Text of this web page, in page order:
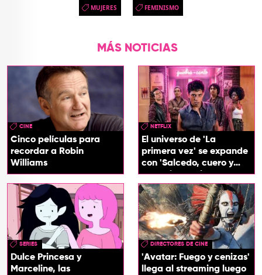
MUJERES FEMINISMO
MÁS NOTICIAS
CINE
Cinco películas para
recordar a Robin
Williams
NETFLIX
El universo de 'La
primera vez' se expande
con 'Salcedo, cuero y
boogaloo', spin off
SERIES
Dulce Princesa y
Marceline, las
DIRECTORES DE CINE
'Avatar: Fuego y cenizas'
llega al streaming luego